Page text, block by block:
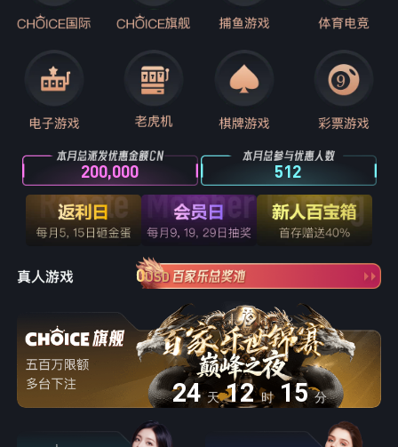
200,000 512
0USD
24 天 12 时 15 分